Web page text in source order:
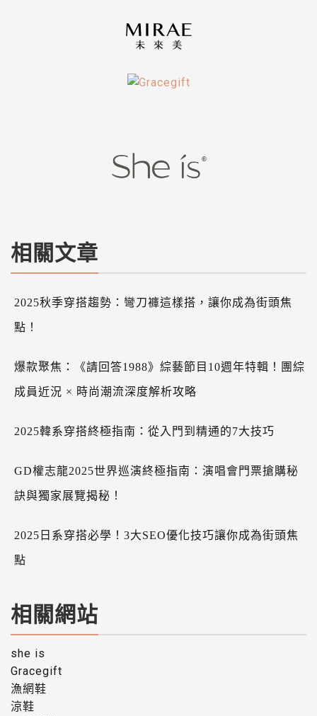
相關文章
2025秋季穿搭趨勢：彎刀褲這樣搭，讓你成為街頭焦
點！
爆款聚焦：《請回答1988》綜藝節目10週年特輯！團綜
成員近況 × 時尚潮流深度解析攻略
2025韓系穿搭終極指南：從入門到精通的7大技巧
GD權志龍2025世界巡演終極指南：演唱會門票搶購秘
訣與獨家展覽揭秘！
2025日系穿搭必學！3大SEO優化技巧讓你成為街頭焦
點
相關網站
she is
Gracegift
漁網鞋
涼鞋